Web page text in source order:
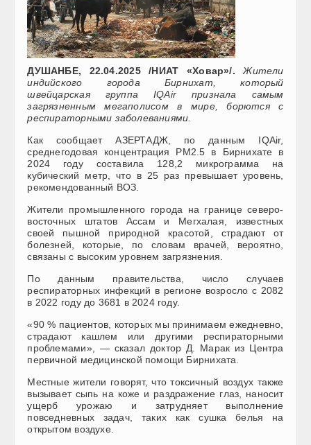
ДУШАНБЕ, 22.04.2025 /НИАТ «Ховар»/.
Жители
индийского города Бирнихат, который
швейцарская группа IQAir признала самым
загрязненным мегаполисом в мире, борются с
респираторными заболеваниями.
Как сообщает АЗЕРТАДЖ, по данным IQAir,
среднегодовая концентрация PM2.5 в Бирнихате в
2024 году составила 128,2 микрограмма на
кубический метр, что в 25 раз превышает уровень,
рекомендованный ВОЗ.
Жители промышленного города на границе северо-
восточных штатов Ассам и Мегхалая, известных
своей пышной природной красотой, страдают от
болезней, которые, по словам врачей, вероятно,
связаны с высоким уровнем загрязнения.
По данным правительства, число случаев
респираторных инфекций в регионе возросло с 2082
в 2022 году до 3681 в 2024 году.
«90 % пациентов, которых мы принимаем ежедневно,
страдают кашлем или другими респираторными
проблемами», — сказал доктор Д. Марак из Центра
первичной медицинской помощи Бирнихата.
Местные жители говорят, что токсичный воздух также
вызывает сыпь на коже и раздражение глаз, наносит
ущерб урожаю и затрудняет выполнение
повседневных задач, таких как сушка белья на
открытом воздухе.